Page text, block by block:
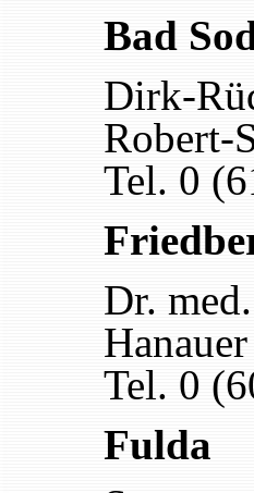
Bad
Dirk-
Robert-
Tel. 0
Dr.
Tel. 0
Fulda